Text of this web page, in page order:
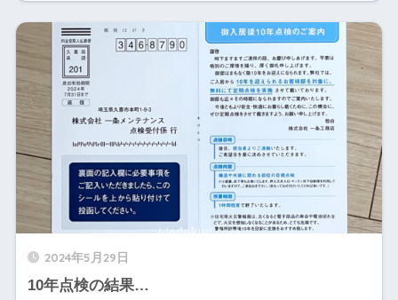
2024年5月29日
10年点検の結果…